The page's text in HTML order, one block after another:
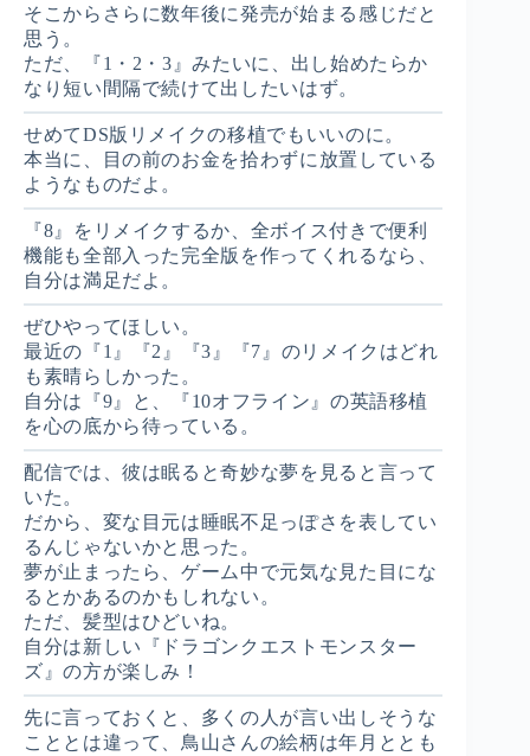
そこからさらに数年後に発売が始まる感じだと
思う。
ただ、『1・2・3』みたいに、出し始めたらか
なり短い間隔で続けて出したいはず。
せめてDS版リメイクの移植でもいいのに。
本当に、目の前のお金を拾わずに放置している
ようなものだよ。
『8』をリメイクするか、全ボイス付きで便利
機能も全部入った完全版を作ってくれるなら、
自分は満足だよ。
ぜひやってほしい。
最近の『1』『2』『3』『7』のリメイクはどれ
も素晴らしかった。
自分は『9』と、『10オフライン』の英語移植
を心の底から待っている。
配信では、彼は眠ると奇妙な夢を見ると言って
いた。
だから、変な目元は睡眠不足っぽさを表してい
るんじゃないかと思った。
夢が止まったら、ゲーム中で元気な見た目にな
るとかあるのかもしれない。
ただ、髪型はひどいね。
自分は新しい『ドラゴンクエストモンスター
ズ』の方が楽しみ！
先に言っておくと、多くの人が言い出しそうな
こととは違って、鳥山さんの絵柄は年月ととも